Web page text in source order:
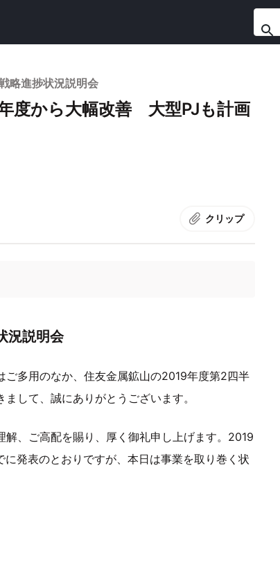
略進捗状況説明会
度から大幅改善 大型PJも計画
クリップ
況説明会
ご多用のなか、住友金属鉱山の2019年度第2四半
して、誠にありがとうございます。
、ご高配を賜り、厚く御礼申し上げます。2019
発表のとおりですが、本日は事業を取り巻く状